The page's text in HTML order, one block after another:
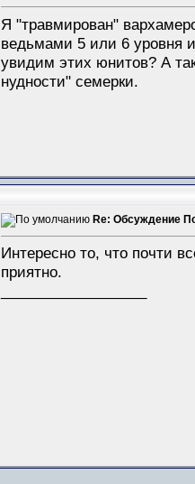
Я "травмирован"
ведьмами 5 или 6 уровня
увидим этих юнитов? А
нудности" семерки.
Re: Обсуждение
Интересно то, что почти
приятно.